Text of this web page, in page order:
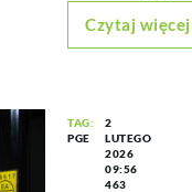
Czytaj więcej
TAG:
PGE
2
LUTEGO
2026
09:56
463